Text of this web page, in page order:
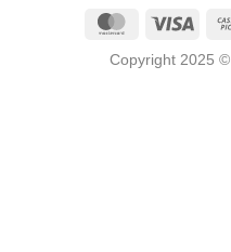
MasterCardVisa
Copyright 2025 ©